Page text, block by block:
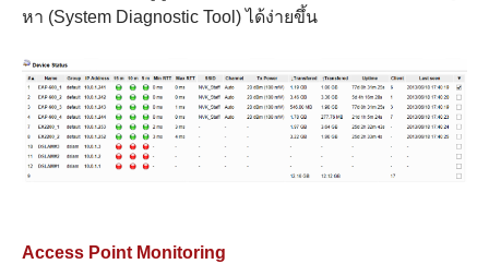
หา (System Diagnostic Tool) ได้ง่ายขึ้น
Access Point Monitoring